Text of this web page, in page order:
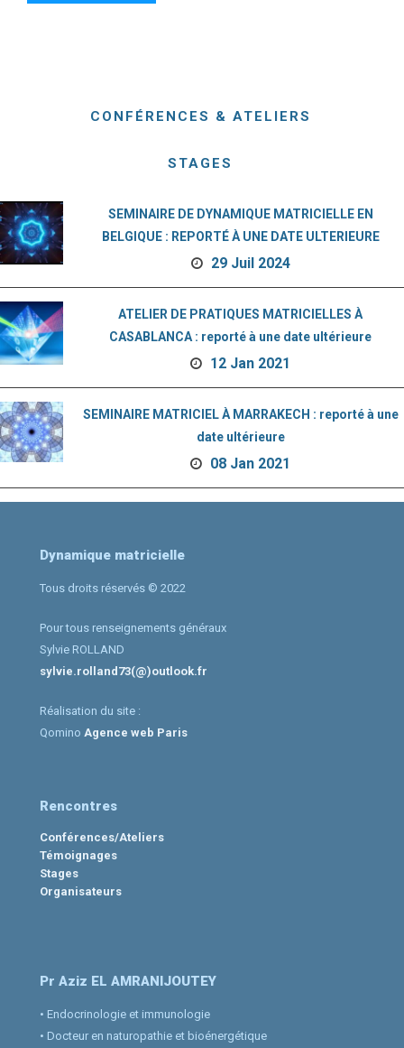
CONFÉRENCES & ATELIERS
STAGES
SEMINAIRE DE DYNAMIQUE MATRICIELLE EN
BELGIQUE : REPORTÉ À UNE DATE ULTERIEURE
29 Juil 2024
ATELIER DE PRATIQUES MATRICIELLES À
CASABLANCA : reporté à une date ultérieure
12 Jan 2021
SEMINAIRE MATRICIEL À MARRAKECH : reporté à une
date ultérieure
08 Jan 2021
Dynamique matricielle
Tous droits réservés © 2022
Pour tous renseignements généraux
Sylvie ROLLAND
sylvie.rolland73(@)outlook.fr
Réalisation du site :
Qomino Agence web Paris
Rencontres
Conférences/Ateliers
Témoignages
Stages
Organisateurs
Pr Aziz EL AMRANI­JOUTEY
• Endocrinologie et immunologie
• Docteur en naturopathie et bio­énergétique